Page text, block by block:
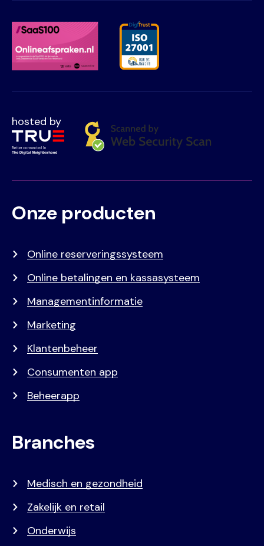
hosted by
Voet
Primair
Onze producten
Online reserveringssysteem
Online betalingen en kassasysteem
Managementinformatie
Marketing
Klantenbeheer
Consumenten app
Beheerapp
Branches
Medisch en gezondheid
Zakelijk en retail
Onderwijs